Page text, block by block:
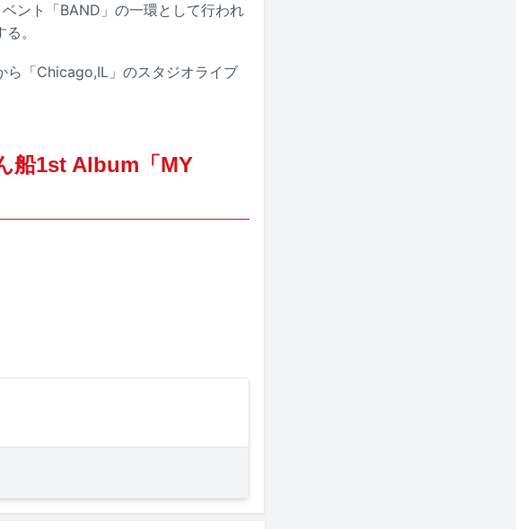
ント「BAND」の一環として行われ
。
ら「Chicago,IL」のスタジオライブ
船1st Album「MY